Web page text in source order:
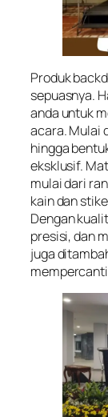
Produk
sepuasnya.
anda untuk
acara. Mulai
hingga
eksklusif.
mulai dari
kain dan
Dengan
presisi, dan
juga